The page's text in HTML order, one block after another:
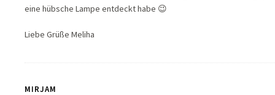
eine hübsche Lampe entdeckt habe 😉
Liebe Grüße Meliha
MIRJAM